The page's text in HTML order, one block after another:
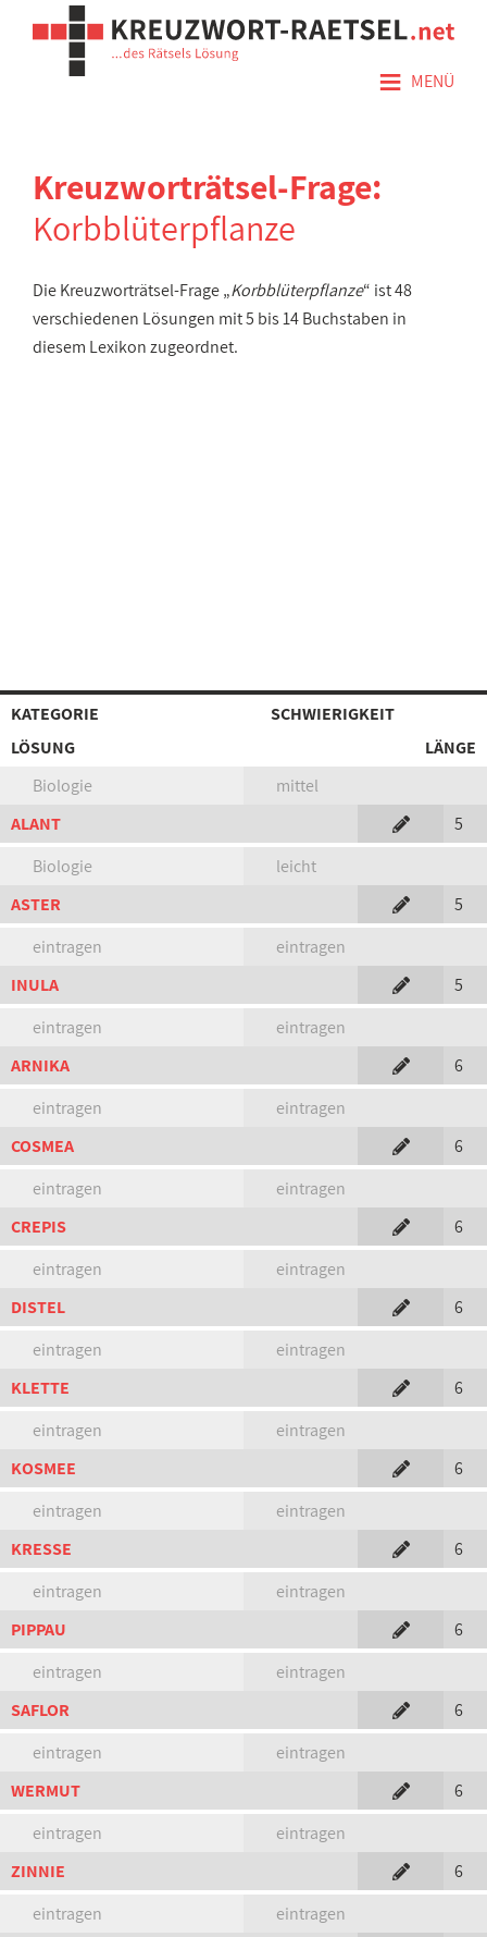
≡ MENÜ
Kreuzworträtsel-Frage:
Korbblüterpflanze
Die Kreuzworträtsel-Frage „Korbblüterpflanze“ ist 48
verschiedenen Lösungen mit 5 bis 14 Buchstaben in
diesem Lexikon zugeordnet.
KATEGORIE
SCHWIERIGKEIT
LÖSUNG
LÄNGE
Biologie
mittel
ALANT
5
Biologie
leicht
ASTER
5
eintragen
eintragen
INULA
5
eintragen
eintragen
ARNIKA
6
eintragen
eintragen
COSMEA
6
eintragen
eintragen
CREPIS
6
eintragen
eintragen
DISTEL
6
eintragen
eintragen
KLETTE
6
eintragen
eintragen
KOSMEE
6
eintragen
eintragen
KRESSE
6
eintragen
eintragen
PIPPAU
6
eintragen
eintragen
SAFLOR
6
eintragen
eintragen
WERMUT
6
eintragen
eintragen
ZINNIE
6
eintragen
eintragen